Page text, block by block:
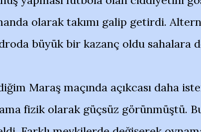
olarak takımı galip getirdi.
büyük bir kazanç oldu sahalara
Maraş maçında açıkcası daha
fizik olarak güçsüz görünmüştü.